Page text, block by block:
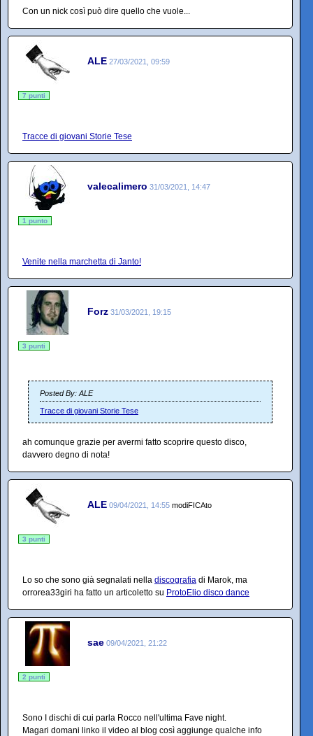
Con un nick così può dire quello che vuole...
ALE 27/03/2021, 09:59
7 punti
Tracce di giovani Storie Tese
valecalimero 31/03/2021, 14:47
1 punto
Venite nella marchetta di Janto!
Forz 31/03/2021, 19:15
3 punti
Posted By: ALE
Tracce di giovani Storie Tese
ah comunque grazie per avermi fatto scoprire questo disco,
davvero degno di nota!
ALE 09/04/2021, 14:55 modiFICAto
3 punti
Lo so che sono già segnalati nella discografia di Marok, ma
orrorea33giri ha fatto un articoletto su ProtoElio disco dance
sae 09/04/2021, 21:22
2 punti
Sono I dischi di cui parla Rocco nell'ultima Fave night.
Magari domani linko il video al blog così aggiunge qualche info